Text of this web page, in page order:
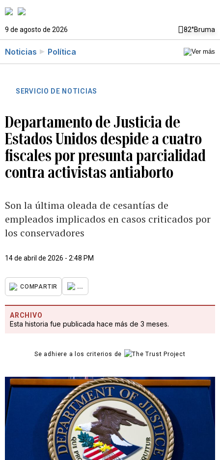
9 de agosto de 2026 82°Bruma
Noticias Política
SERVICIO DE NOTICIAS
Departamento de Justicia de
Estados Unidos despide a cuatro
fiscales por presunta parcialidad
contra activistas antiaborto
Son la última oleada de cesantías de
empleados implicados en casos criticados por
los conservadores
14 de abril de 2026 - 2:48 PM
COMPARTIR ...
ARCHIVO
Esta historia fue publicada hace más de 3 meses.
Se adhiere a los criterios de